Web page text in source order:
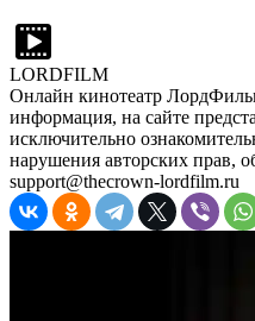
LORDFILM
Онлайн кинотеатр
информация, на сайте
исключительно
нарушения авторских прав,
support@thecrown-lordfilm.ru